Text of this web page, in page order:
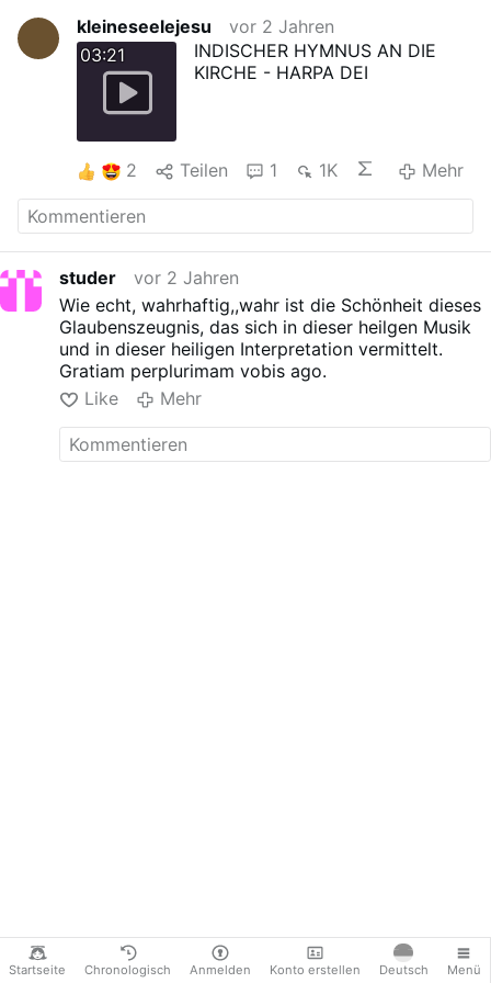
Startseite Chronologisch Anmelden Konto erstellen Deutsch Menü
kleineseelejesu
vor 2 Jahren
03:21
INDISCHER HYMNUS AN DIE
KIRCHE - HARPA DEI
2 Teilen 1 1K Mehr
studer
vor 2 Jahren
Wie echt, wahrhaftig,,wahr ist die Schönheit dieses
Glaubenszeugnis, das sich in dieser heilgen Musik
und in dieser heiligen Interpretation vermittelt.
Gratiam perplurimam vobis ago.
Like
Mehr